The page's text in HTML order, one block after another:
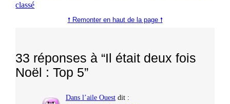
classé
🠕 Remonter en haut de la page 🠕
33 réponses à “Il était deux fois
Noël : Top 5”
Dans l’aile Ouest dit :